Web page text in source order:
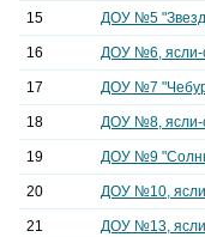
15 ДОУ №5
16 ДОУ №6, ясли-
17 ДОУ №7
18 ДОУ №8, ясли-
19 ДОУ №9
20 ДОУ №10,
21 ДОУ №13,